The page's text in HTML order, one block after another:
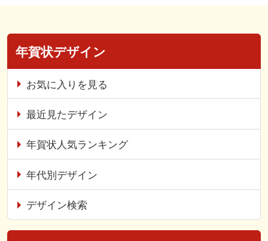
年賀状デザイン
お気に入りを見る
最近見たデザイン
年賀状人気ランキング
年代別デザイン
デザイン検索